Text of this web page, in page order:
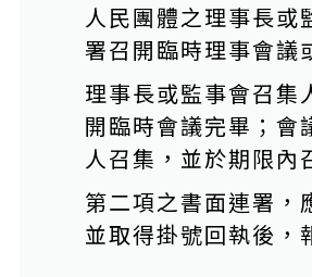
人民團體之理事長或
署召開臨時理事會議
理事長或監事會召集
開臨時會議完畢；會
人召集，並於期限內
第二項之書面連署，
並取得掛號回執後，